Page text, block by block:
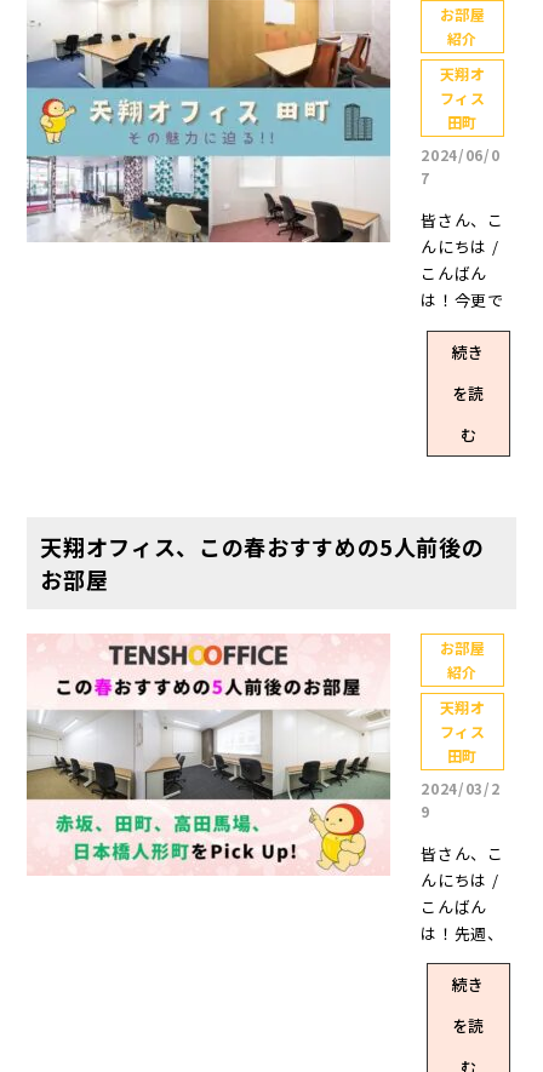
ど季節ごと
に同じよう
に書いてる
気がしない
でもな
い……(遠い
目) 1人用個
できるオフ
ィスはござ
いますが、
今回は【3人
以上15人未
満】の完全
個室でご案
部屋を厳選
るもののエ
本記事をご
覧いただき
ご検討いた
だけますと
幸いです。
格安個室の
レンタルオ
翔オフィ
ス】とは？
本題に入る
前に簡単に
弊社が運営
している
【天翔オフ
イコンや、S
NS用に作っ
た懐かし画
像を漁って
いるのです
が見覚えが
あったてん
はありまし
たか？ぜひ
元ネタも探
してみてく
ださい♪ さ
てさて、気
づけば季節
り、平均気
いや、酷暑
機一転、新
しい環境に
身を置きた
くなること
もあります
よね。 そこ
で今回は、
厳選したこ
ちらの内容
をお届けし
ます♪ 幻の
SNS用アイ
コン(スタッ
フY駄作)て
お部屋
紹介
天翔オ
フィス
田町
2024/06/0
7
皆さん、こ
んにちは /
こんばん
は！今更で
すが、【ス
タッフY】は
イニシャル
からつけて
名乗ってい
内でそうい
名字じゃな
い理由は、
この時期な
らではの虫
を思い出す
から💦 さ
て、今回は
こちらのオ
フィスをご
紹介しま
す。スタッ
フブログで
は何度も登
場。登場回
続き
を読
む
天翔オフィス、この春おすすめの5人前後の
お部屋
お部屋
紹介
天翔オ
フィス
田町
2024/03/2
9
皆さん、こ
んにちは /
こんばん
は！先週、
初めて宝く
じを購入し
ッフYです。
結果は……
続き
を読
む